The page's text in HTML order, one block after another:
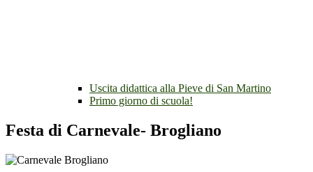
Uscita didattica alla Pieve di San Martino
Primo giorno di scuola!
Festa di Carnevale- Brogliano